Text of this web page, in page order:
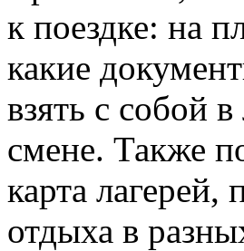
к поездке: на
какие
взять с собой
смене. Также
карта
отдыха в